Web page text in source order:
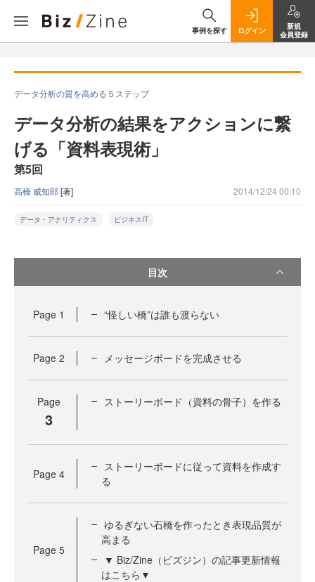
事例を探す ログイン
新規
会員登録
データ分析の質を高める５ステップ
データ分析の結果をアクションに繋
げる「資料表現術」
第5回
高橋 威知郎[著] 2014/12/24 00:10
データ・アナリティクス ビジネスIT
目次
Page 1 “怪しい橋”は誰も渡らない
Page 2 メッセージボードを完成させる
Page
3
ストーリーボード（資料の骨子）を作る
Page 4
ストーリーボードに従って資料を作成す
る
Page 5
ゆるぎない石橋を作ったとき表現品質が
高まる
▼ Biz/Zine（ビズジン）の記事更新情報
はこちら▼